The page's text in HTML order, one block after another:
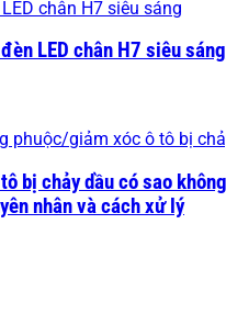
LED chân H7 siêu
bị chảy dầu có sao
nhân và cách xử lý